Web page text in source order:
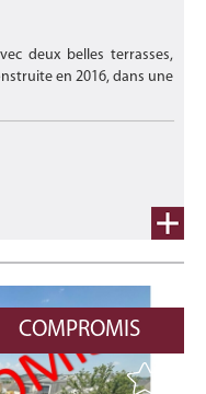
deux belles terrasses,
en 2016, dans une
COMPROMIS